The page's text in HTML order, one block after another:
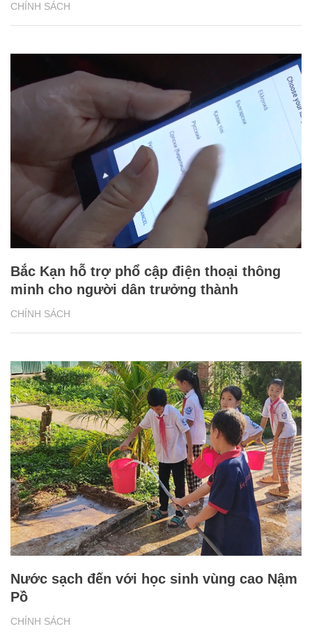
CHÍNH SÁCH
CHÍNH SÁCH
Bắc Kạn hỗ trợ phổ cập điện thoại thông
minh cho người dân trưởng thành
CHÍNH SÁCH
Nước sạch đến với học sinh vùng cao Nậm
Pồ